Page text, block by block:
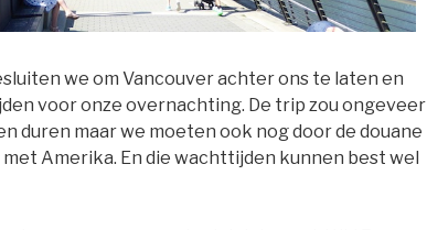
we om Vancouver achter ons te laten en
voor onze overnachting. De trip zou ongeveer
duren maar we moeten ook nog door de douane
met Amerika. En die wachttijden kunnen best wel